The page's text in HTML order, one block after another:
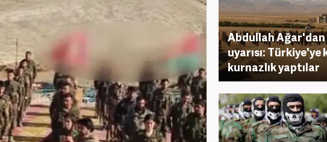
Abdullah
uyarısı: Türkiye'ye
kurnazlık yaptılar